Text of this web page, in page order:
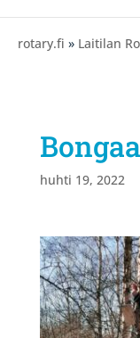
rotary.fi » Laitilan
huhti 19, 2022